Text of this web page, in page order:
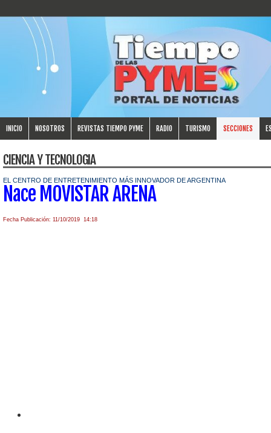
INICIO NOSOTROS REVISTAS TIEMPO PYME RADIO TURISMO SECCIONES
CIENCIA Y TECNOLOGIA
EL CENTRO DE ENTRETENIMIENTO MÁS INNOVADOR DE ARGENTINA
Nace MOVISTAR ARENA
Fecha Publicación: 11/10/2019 14:18